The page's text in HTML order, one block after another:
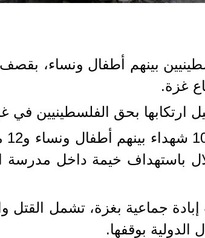
الإسرائيلي، الأربعاء، 10 فلسطينيين
غزة.
الفلسطينيين في غزة منذ 7 أكتوبر/ تشرين
باستهداف خيمة داخل مدرسة
حرب إبادة جماعية بغزة، تشمل
الدولية بوقفها.